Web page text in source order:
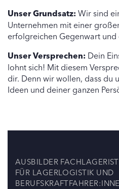
Unser Grundsatz:Wir sind
Unternehmen mit einer
erfolgreichen Gegenwart und
Unser Versprechen: Dein
lohnt sich! Mit diesem
dir. Denn wir wollen, dass du
Ideen und deiner ganzen
AUSBILDER
FÜR LAGERLOGISTIK UND